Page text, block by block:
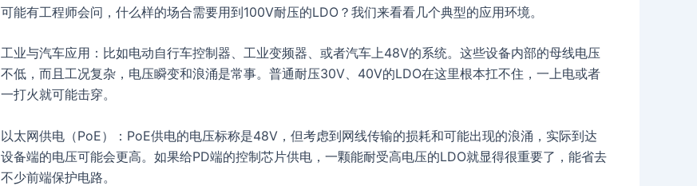
可能有工程师会问，什么样的场合需要用到100V耐压的LDO？我们来看看几个典型的应用环境。
工业与汽车应用：比如电动自行车控制器、工业变频器、或者汽车上48V的系统。这些设备内部的母线电压
不低，而且工况复杂，电压瞬变和浪涌是常事。普通耐压30V、40V的LDO在这里根本扛不住，一上电或者
一打火就可能击穿。
以太网供电（PoE）：PoE供电的电压标称是48V，但考虑到网线传输的损耗和可能出现的浪涌，实际到达
设备端的电压可能会更高。如果给PD端的控制芯片供电，一颗能耐受高电压的LDO就显得很重要了，能省去
不少前端保护电路。